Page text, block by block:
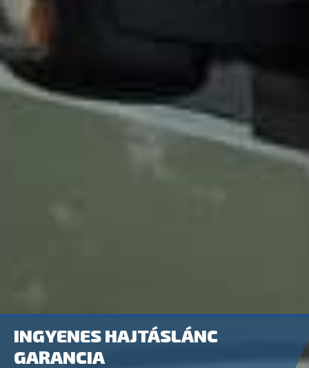
INGYENES HAJTÁSLÁNC
GARANCIA